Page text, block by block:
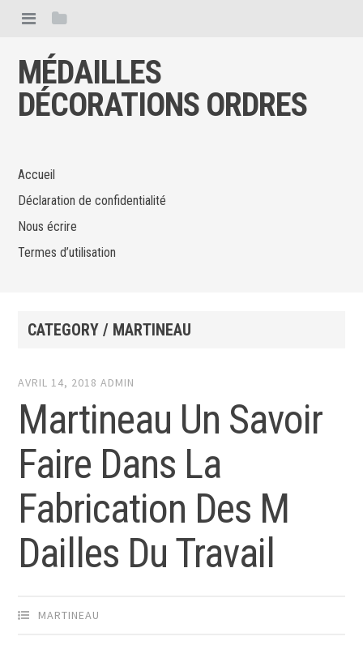
MÉDAILLES
DÉCORATIONS ORDRES
Accueil
Déclaration de confidentialité
Nous écrire
Termes d’utilisation
CATEGORY / MARTINEAU
AVRIL 14, 2018 ADMIN
Martineau Un Savoir
Faire Dans La
Fabrication Des M
Dailles Du Travail
MARTINEAU